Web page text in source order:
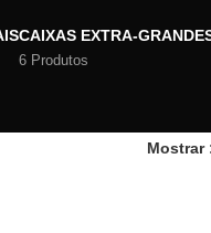
CAIXAS EXTRA-
6 Produtos
Mostrar